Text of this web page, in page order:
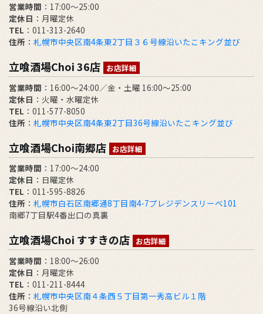
営業時間 ：17:00～25:00
定休日 ：月曜定休
TEL ：011-313-2640
住所 ： 札幌市中央区南4条東2丁目３６号線沿いたこキング並び
立喰酒場Choi 36店 お店詳細
営業時間 ：16:00～24:00／金・土曜 16:00～25:00
定休日 ：火曜・水曜定休
TEL ：011-577-8050
住所 ： 札幌市中央区南4条東2丁目36号線沿いたこキング並び
立喰酒場Choi南郷店 お店詳細
営業時間 ：17:00～24:00
定休日 ：日曜定休
TEL ：011-595-8826
住所 ： 札幌市白石区南郷通8丁目南4-7プレジデンスリーベ101
南郷7丁目駅4番出口の真裏
立喰酒場Choi すすきの店 お店詳細
営業時間 ：18:00～26:00
定休日 ：月曜定休
TEL ：011-211-8444
住所 ： 札幌市中央区南４条西５丁目第一秀高ビル１階
36号線沿い北側